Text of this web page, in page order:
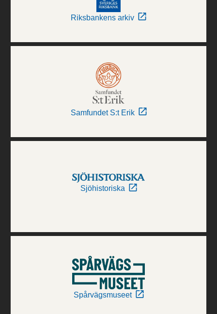
Riksbankens arkiv
Samfundet S:t Erik
Sjöhistoriska
Spårvägsmuseet